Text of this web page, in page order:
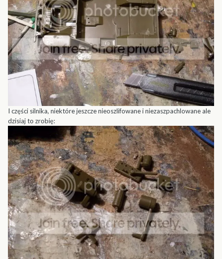
I części silnika, niektóre jeszcze nieoszlifowane i niezaszpachlowane ale
dzisiaj to zrobię: